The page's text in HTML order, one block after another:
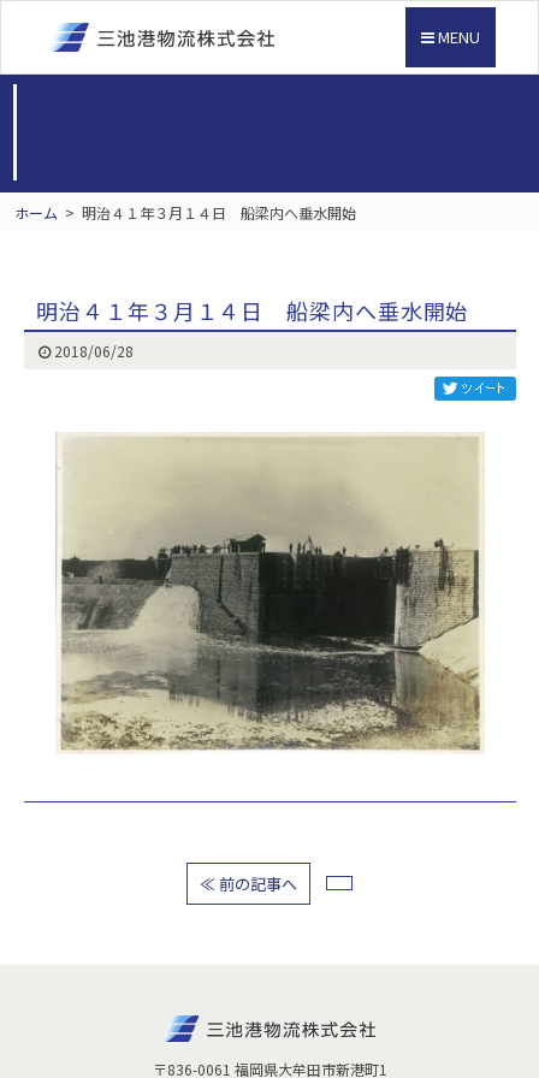
MENU
ホーム > 明治４１年３月１４日 船梁内へ垂水開始
明治４１年３月１４日 船梁内へ垂水開始
2018/06/28
≪ 前の記事へ
〒836-0061 福岡県大牟田市新港町1